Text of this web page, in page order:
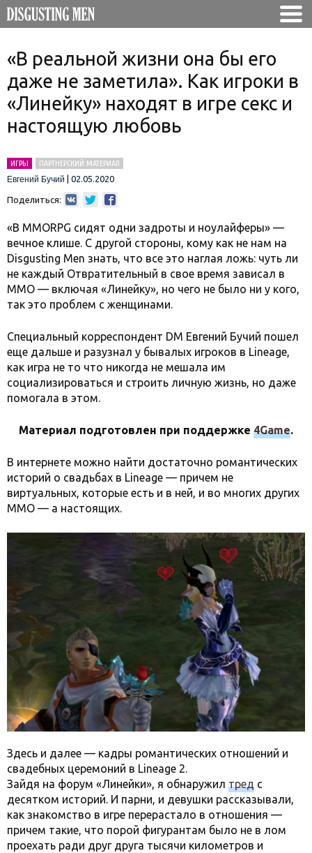
«В реальной жизни она бы его
даже не заметила». Как игроки в
«Линейку» находят в игре секс и
настоящую любовь
ИГРЫ
ПАРТНЕРСКИЙ МАТЕРИАЛ
Евгений Бучий
02.05.2020
Поделиться:
«В MMORPG сидят одни задроты и ноулайферы» —
вечное клише. С другой стороны, кому как не нам на
Disgusting Men знать, что все это наглая ложь: чуть ли
не каждый Отвратительный в свое время зависал в
MMO — включая «Линейку», но чего не было ни у кого,
так это проблем с женщинами.
Специальный корреспондент DM Евгений Бучий пошел
еще дальше и разузнал у бывалых игроков в Lineage,
как игра не то что никогда не мешала им
социализироваться и строить личную жизнь, но даже
помогала в этом.
Материал подготовлен при поддержке 4Game.
В интернете можно найти достаточно романтических
историй о свадьбах в Lineage — причем не
виртуальных, которые есть и в ней, и во многих других
MMO — а настоящих.
Здесь и далее — кадры романтических отношений и
свадебных церемоний в Lineage 2.
Зайдя на форум «Линейки», я обнаружил тред с
десятком историй. И парни, и девушки рассказывали,
как знакомство в игре перерастало в отношения —
причем такие, что порой фигурантам было не в лом
проехать ради друг друга тысячи километров и